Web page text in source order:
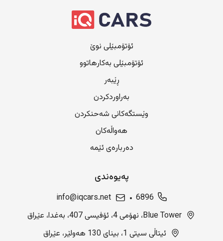
ئۆتۆمبێلی نوێ
ئۆتۆمبێلی بەکارهاتوو
ڕێبەر
بەراوردکردن
وێستگەکانی شەحنکردن
هەواڵەکان
دەربارەی ئێمە
پەیوەندی
6896
info@iqcars.net
Blue Tower، نهۆمی 4، ئۆفیسی 407، بەغدا، عێراق
ئیتاڵی سیتی 1، بینای 130 هەولێر، عێراق